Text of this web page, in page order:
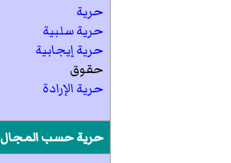
حرية
حرية سلبية
حرية إيجابية
حقوق
حرية الإرادة
حرية حسب المجال